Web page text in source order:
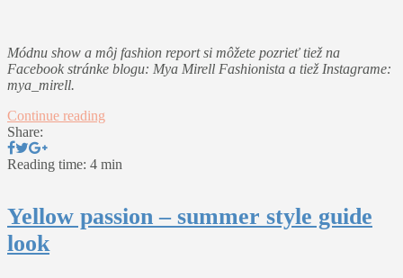
Módnu show a môj fashion report si môžete pozrieť tiež na
Facebook stránke blogu: Mya Mirell Fashionista a tiež Instagrame:
mya_mirell.
Continue reading
Share:
Reading time: 4 min
Yellow passion – summer style guide
look